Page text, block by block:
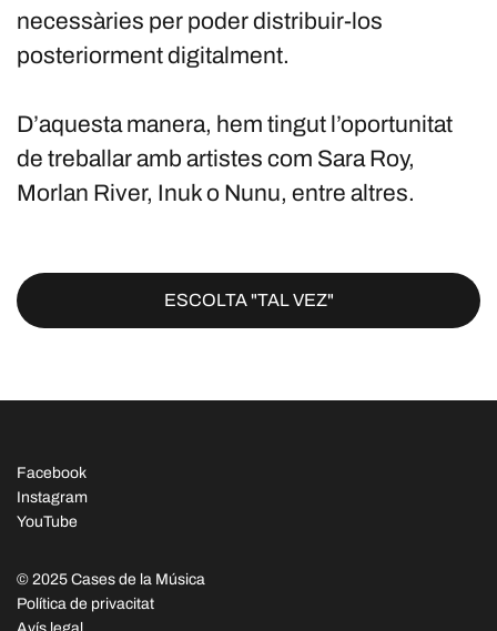
necessàries per poder distribuir-los
posteriorment digitalment.
D’aquesta manera, hem tingut l’oportunitat
de treballar amb artistes com Sara Roy,
Morlan River, Inuk o Nunu, entre altres.
ESCOLTA "TAL VEZ"
Facebook
Instagram
YouTube
© 2025 Cases de la Música
Política de privacitat